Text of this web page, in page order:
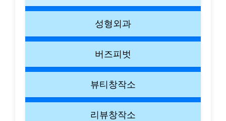
성형외과
버즈피벗
뷰티창작소
리뷰창작소